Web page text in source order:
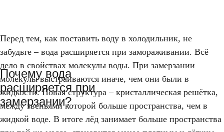
Почему вода
расширяется при
замерзании?
Перед тем, как поставить воду в холодильник, не
забудьте – вода расширяется при замораживании. Всё
дело в свойствах молекулы воды. При замерзании
молекулы выстраиваются иначе, чем они были в
жидкости. Новая структура – кристаллическая решётка,
между звеньями которой больше пространства, чем в
жидкой воде. В итоге лёд занимает больше пространства